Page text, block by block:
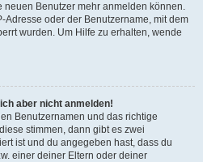
neuen Benutzer mehr anmelden können.
Adresse oder der Benutzername, mit dem
wurden. Um Hilfe zu erhalten, wende
aber nicht anmelden!
Benutzernamen und das richtige
stimmen, dann gibt es zwei
ist und du angegeben hast, dass du
einer deiner Eltern oder deiner